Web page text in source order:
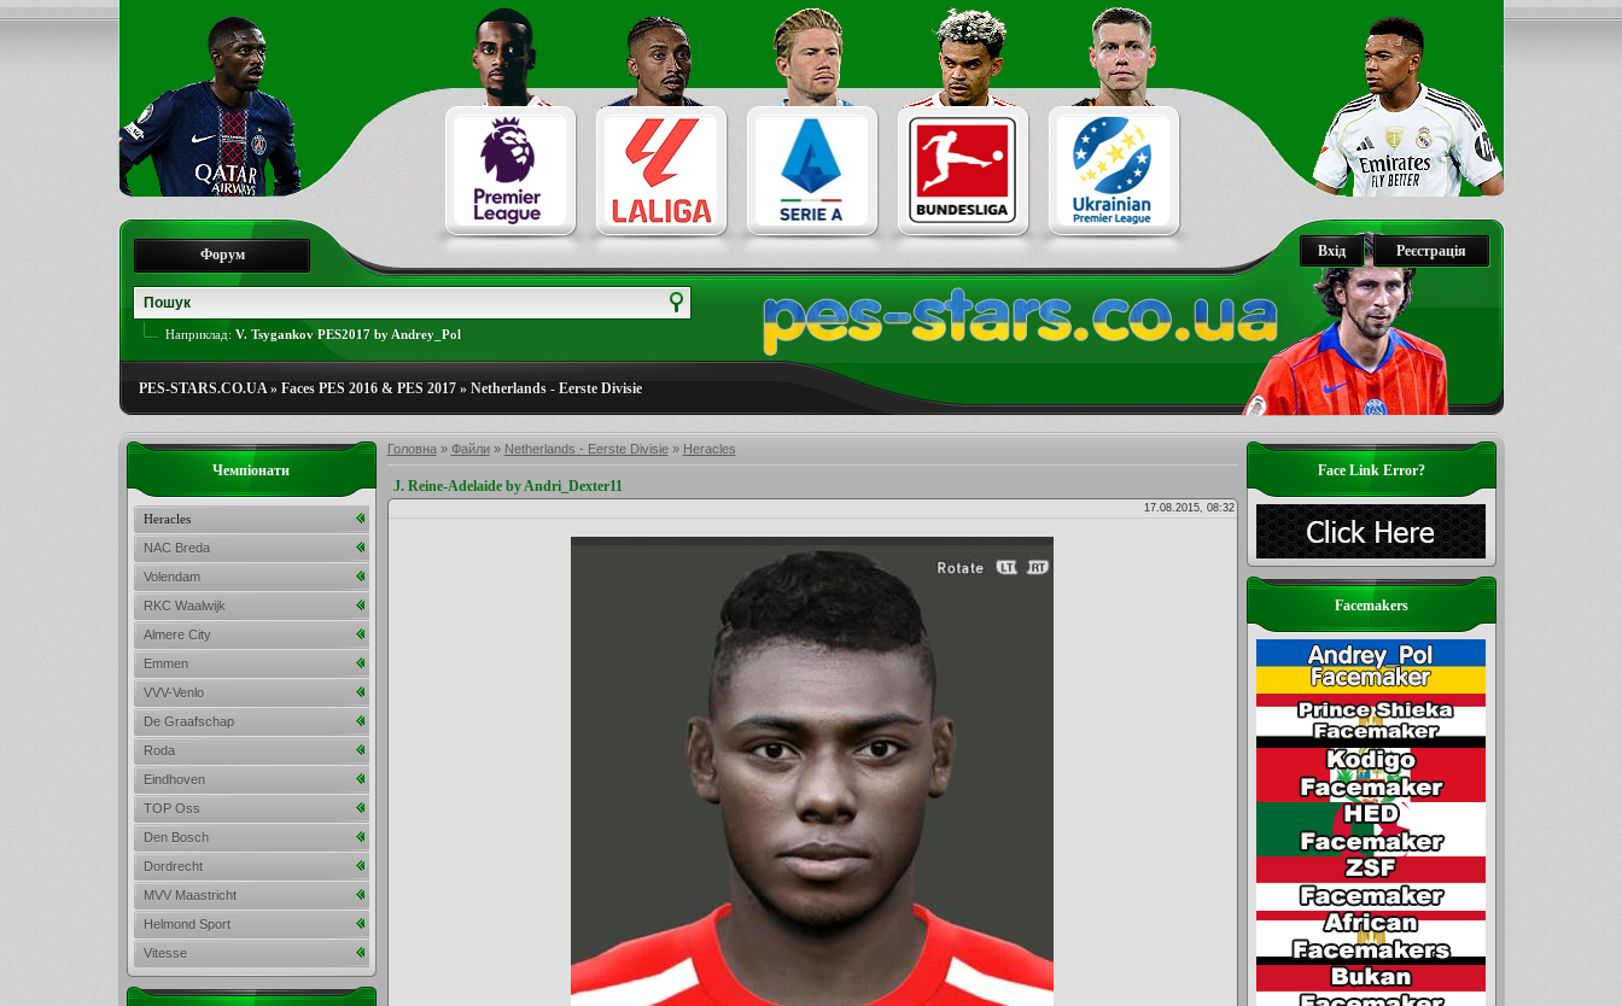
Реєстрація
Вхід
Форум
Наприклад: V. Tsygankov PES2017 by Andrey_Pol
PES-STARS.CO.UA» Faces PES 2016 & PES 2017» Netherlands - Eerste Divisie
Головна» Файли» Netherlands - Eerste Divisie» Heracles
J. Reine-Adelaide by Andri_Dexter11
17.08.2015, 08:32
Face Link Error?
Facemakers
Чемпіонати
Heracles
NAC Breda
Volendam
RKC Waalwijk
Almere City
Emmen
VVV-Venlo
De Graafschap
Roda
Eindhoven
TOP Oss
Den Bosch
Dordrecht
MVV Maastricht
Helmond Sport
Vitesse